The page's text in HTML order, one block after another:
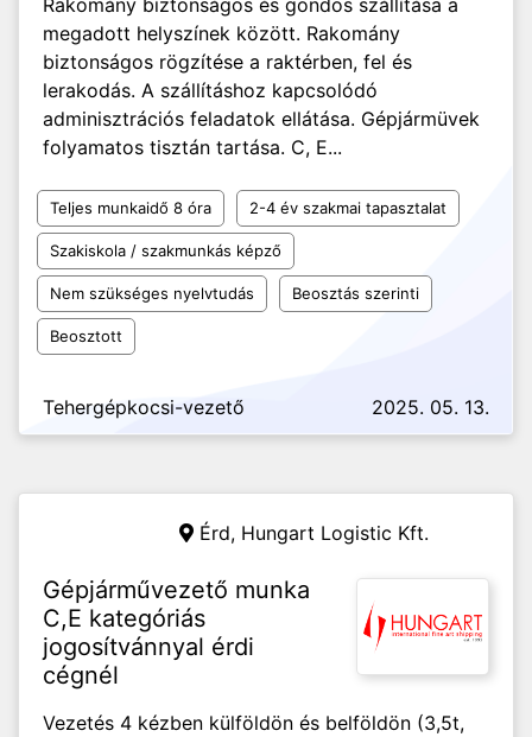
Rakomány biztonságos és gondos szállítása a
megadott helyszínek között. Rakomány
biztonságos rögzítése a raktérben, fel és
lerakodás. A szállításhoz kapcsolódó
adminisztrációs feladatok ellátása. Gépjármüvek
folyamatos tisztán tartása. C, E...
Teljes munkaidő 8 óra 2-4 év szakmai tapasztalat
Szakiskola / szakmunkás képző
Nem szükséges nyelvtudás Beosztás szerinti
Beosztott
Tehergépkocsi-vezető 2025. 05. 13.
Érd, Hungart Logistic Kft.
Gépjárművezető munka
C,E kategóriás
jogosítvánnyal érdi
cégnél
Vezetés 4 kézben külföldön és belföldön (3,5t,